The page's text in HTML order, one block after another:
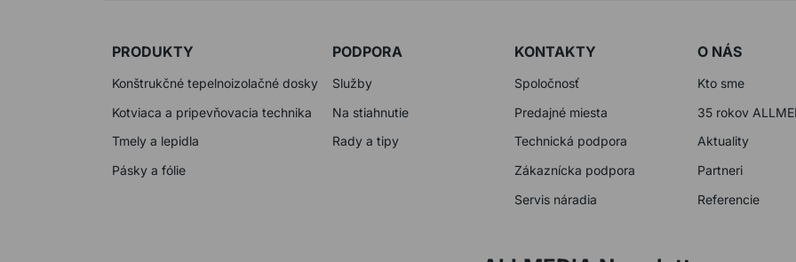
PRODUKTY
Konštrukčné tepelnoizolačné dosky
Kotviaca a pripevňovacia technika
Tmely a lepidla
Pásky a fólie
PODPORA
Služby
Na stiahnutie
Rady a tipy
KONTAKTY
Spoločnosť
Predajné miesta
Technická podpora
Zákaznícka podpora
Servis náradia
O NÁS
Kto sme
35 rokov
Aktuality
Partneri
Referencie